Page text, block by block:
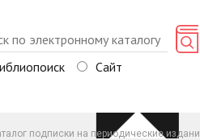
Сайт
подписки на периодические